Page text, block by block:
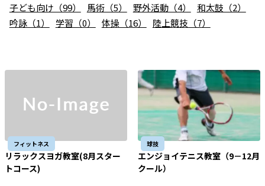
浜松スポーツ協会に関する
お問い合わせはこちら
メールフォームでのお問い合わせ
教室・イベントに関するお問い合わせは、
各教室・イベントページの問い合わせ先までお願いいたします。
子ども向け（99）
馬術（5） 野外活動（4）
和太鼓（2）
吟詠（1）
学習（0） 体操（16） 陸上競技（7）
フィットネス
リラックスヨガ教室(8月スター
トコース)
球技
エンジョイテニス教室（9－12月
クール）